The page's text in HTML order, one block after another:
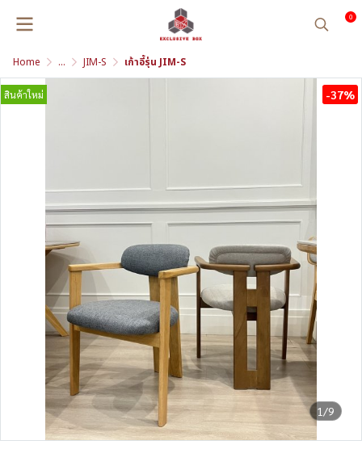
0
Home ... JIM-S เก้าอี้รุ่น JIM-S
1/9
สินค้าใหม่ -37%